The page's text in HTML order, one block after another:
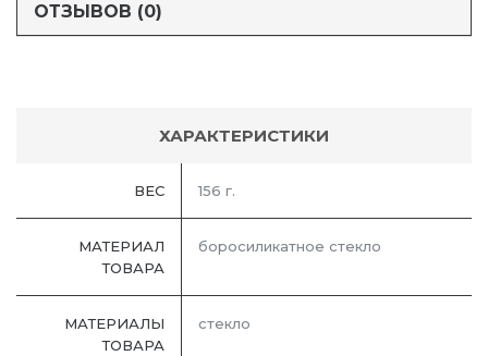
ОТЗЫВОВ (0)
ХАРАКТЕРИСТИКИ
ВЕС 156 г.
МАТЕРИАЛ
ТОВАРА
боросиликатное стекло
МАТЕРИАЛЫ
ТОВАРА
стекло